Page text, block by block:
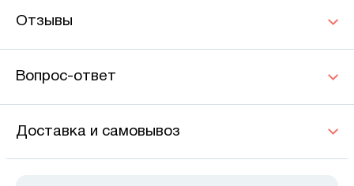
Отзывы
Вопрос-ответ
Доставка и самовывоз